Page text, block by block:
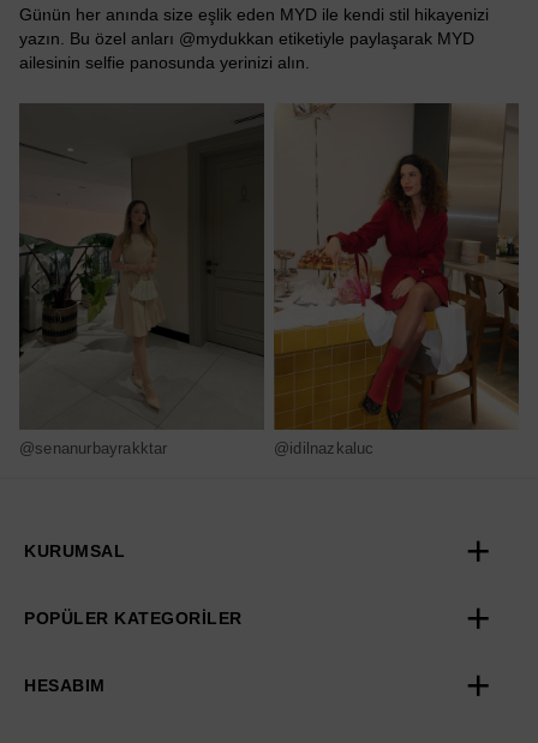
Günün her anında size eşlik eden MYD ile kendi stil hikayenizi
yazın. Bu özel anları @mydukkan etiketiyle paylaşarak MYD
ailesinin selfie panosunda yerinizi alın.
@senanurbayrakktar @idilnazkaluc
KURUMSAL
POPÜLER KATEGORİLER
HESABIM